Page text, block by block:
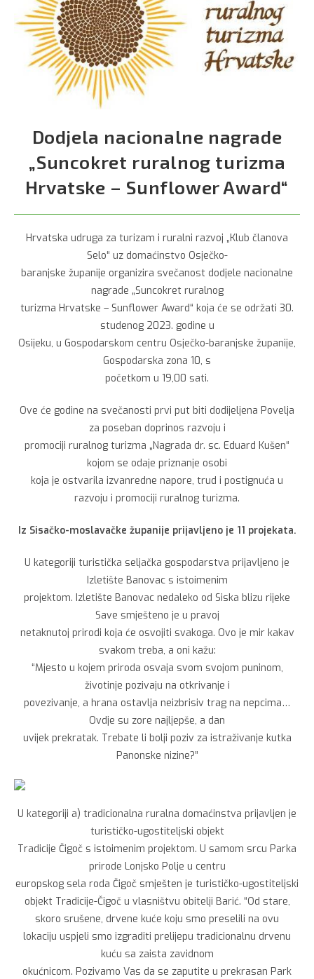
Dodjela nacionalne nagrade
„Suncokret ruralnog turizma
Hrvatske – Sunflower Award“
Hrvatska udruga za turizam i ruralni razvoj „Klub članova
Selo“ uz domaćinstvo Osječko-
baranjske županije organizira svečanost dodjele nacionalne
nagrade „Suncokret ruralnog
turizma Hrvatske – Sunflower Award“ koja će se održati 30.
studenog 2023. godine u
Osijeku, u Gospodarskom centru Osječko-baranjske županije,
Gospodarska zona 10, s
početkom u 19,00 sati.
Ove će godine na svečanosti prvi put biti dodijeljena Povelja
za poseban doprinos razvoju i
promociji ruralnog turizma „Nagrada dr. sc. Eduard Kušen“
kojom se odaje priznanje osobi
koja je ostvarila izvanredne napore, trud i postignuća u
razvoju i promociji ruralnog turizma.
Iz Sisačko-moslavačke županije prijavljeno je 11 projekata.
U kategoriji turistička seljačka gospodarstva prijavljeno je
Izletište Banovac s istoimenim
projektom. Izletište Banovac nedaleko od Siska blizu rijeke
Save smješteno je u pravoj
netaknutoj prirodi koja će osvojiti svakoga. Ovo je mir kakav
svakom treba, a oni kažu:
“Mjesto u kojem priroda osvaja svom svojom puninom,
životinje pozivaju na otkrivanje i
povezivanje, a hrana ostavlja neizbrisiv trag na nepcima…
Ovdje su zore najljepše, a dan
uvijek prekratak. Trebate li bolji poziv za istraživanje kutka
Panonske nizine?”
U kategoriji a) tradicionalna ruralna domaćinstva prijavljen je
turističko-ugostiteljski objekt
Tradicije Čigoč s istoimenim projektom. U samom srcu Parka
prirode Lonjsko Polje u centru
europskog sela roda Čigoč smješten je turističko-ugostiteljski
objekt Tradicije-Čigoč u vlasništvu obitelji Barić. “Od stare,
skoro srušene, drvene kuće koju smo preselili na ovu
lokaciju uspjeli smo izgraditi prelijepu tradicionalnu drvenu
kuću sa zaista zavidnom
okućnicom. Pozivamo Vas da se zaputite u prekrasan Park